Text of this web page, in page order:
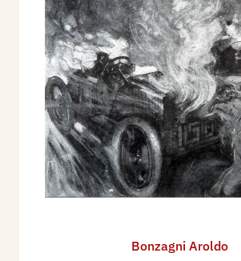
Bonzagni Aroldo